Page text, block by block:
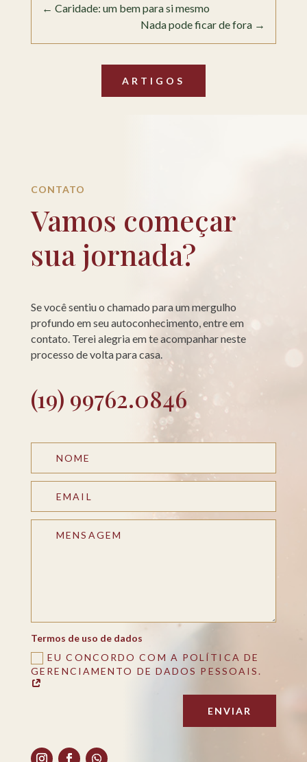
← Caridade: um bem para si mesmo
Nada pode ficar de fora →
ARTIGOS
CONTATO
Vamos começar
sua jornada?
Se você sentiu o chamado para um mergulho
profundo em seu autoconhecimento, entre em
contato. Terei alegria em te acompanhar neste
processo de volta para casa.
(19) 99762.0846
Termos de uso de dados
EU CONCORDO COM A POLÍTICA DE
GERENCIAMENTO DE DADOS PESSOAIS.
ENVIAR